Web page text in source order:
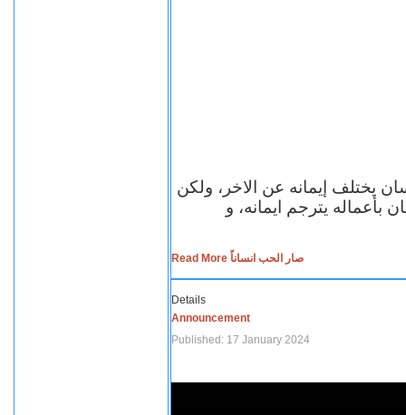
يختلف إيمانه عن الاخر، ولكن
بأعماله يترجم ايمانه، و
Read More صار الحب انساناً
Details
Announcement
Published: 17 January 2024